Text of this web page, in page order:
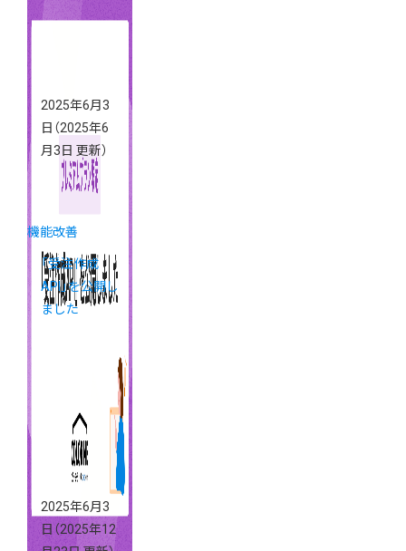
2025年6月3
日 （2025年6
月3日 更新）
機能改善
「受注作成
API」を公開し
ました
2025年6月3
日 （2025年12